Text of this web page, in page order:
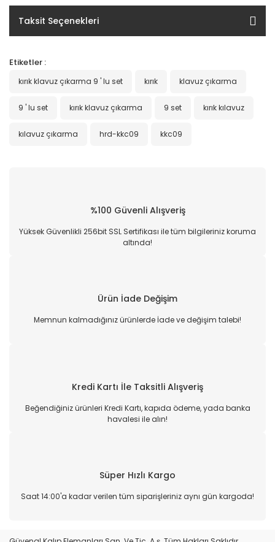
Taksit Seçenekleri
Etiketler :
kırık klavuz çıkarma 9 ' lu set kırık klavuz çıkarma
9 ' lu set kırık klavuz çıkarma 9 set kırık kılavuz
kılavuz çıkarma hrd-kkc09 kkc09
%100 Güvenli Alışveriş
Yüksek Güvenlikli 256bit SSL Sertifikası ile tüm bilgileriniz koruma
altında!
Ürün İade Değişim
Memnun kalmadığınız ürünlerde İade ve değişim talebi!
Kredi Kartı İle Taksitli Alışveriş
Beğendiğiniz ürünleri Kredi Kartı, kapıda ödeme, yada banka
havalesi ile alın!
Süper Hızlı Kargo
Saat 14:00'a kadar verilen tüm siparişleriniz aynı gün kargoda!